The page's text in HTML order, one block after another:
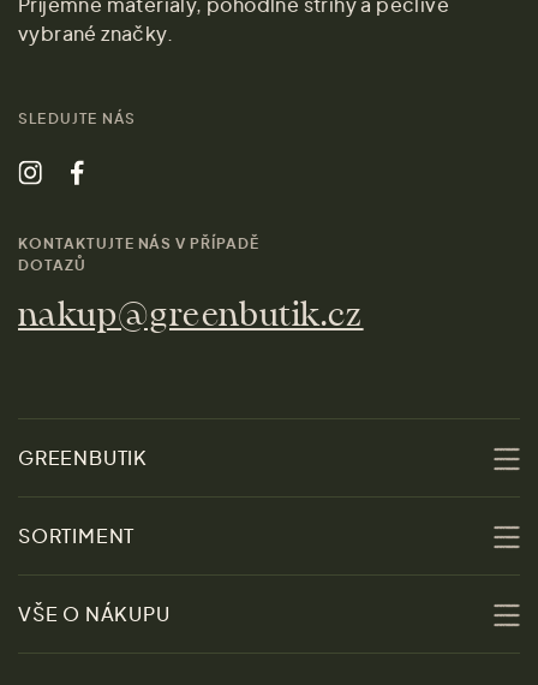
vybrané značky.
SLEDUJTE NÁS
KONTAKTUJTE NÁS V PŘÍPADĚ
DOTAZŮ
nakup@greenbutik.cz
GREENBUTIK
Udržitelnost
SORTIMENT
Slevy
Ženy
VŠE O NÁKUPU